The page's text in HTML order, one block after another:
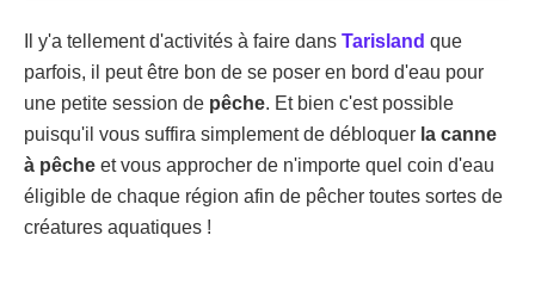
Il y'a tellement d'activités à faire dans Tarisland que
parfois, il peut être bon de se poser en bord d'eau pour
une petite session de pêche. Et bien c'est possible
puisqu'il vous suffira simplement de débloquer la canne
à pêche et vous approcher de n'importe quel coin d'eau
éligible de chaque région afin de pêcher toutes sortes de
créatures aquatiques !